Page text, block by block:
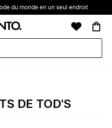
du monde en un seul endroit
DE ‪TOD'S‬